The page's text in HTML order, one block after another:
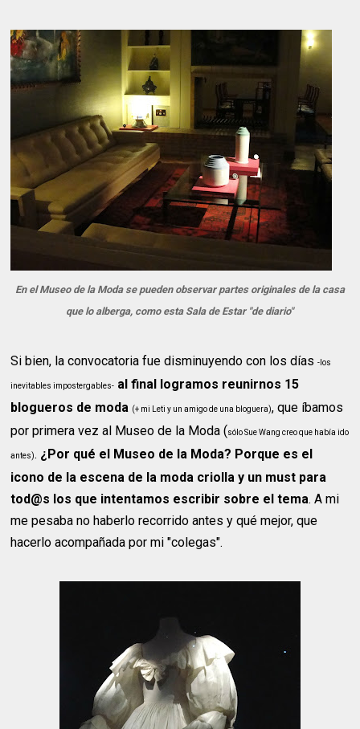
En el Museo de la Moda se pueden observar partes originales de la casa
que lo alberga, como esta Sala de Estar "de diario"
Si bien, la convocatoria fue disminuyendo con los días-los
inevitables impostergables- al final logramos reunirnos 15
blogueros de moda (+ mi Leti y un amigo de una bloguera), que íbamos
por primera vez al Museo de la Moda (sólo Sue Wang creo que había ido
antes). ¿Por qué el Museo de la Moda? Porque es el
icono de la escena de la moda criolla y un must para
tod@s los que intentamos escribir sobre el tema. A mi
me pesaba no haberlo recorrido antes y qué mejor, que
hacerlo acompañada por mi "colegas".